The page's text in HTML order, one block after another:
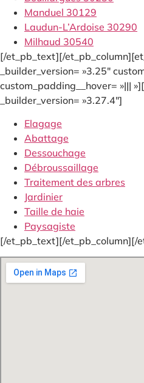
Manduel 30129
Laudun-L’Ardoise 30290
Milhaud 30540
[/et_pb_text][/
_builder_version= »3.25″
custom_padding__hover= »|||
_builder_version= »3.27.4″]
Elagage
Abattage
Dessouchage
Débroussaillage
Traitement des arbres
Jardinier
Taille de haie
Paysagiste
[/et_pb_text][/et_pb_column][/